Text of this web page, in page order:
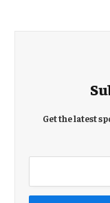
Get the latest